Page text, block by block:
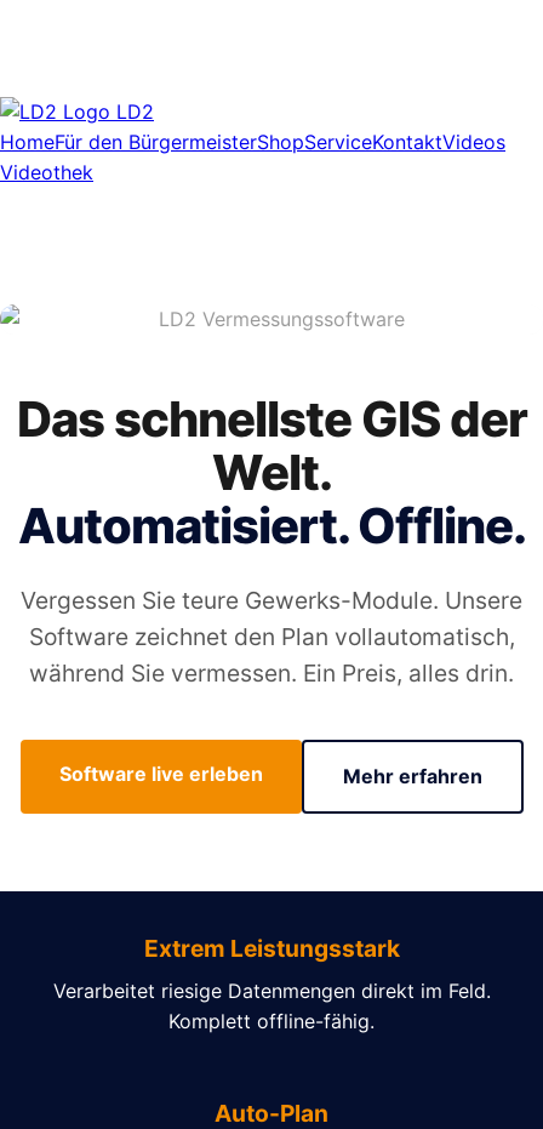
LD2
HomeFür den BürgermeisterShopServiceKontaktVideos
Videothek
Das schnellste GIS der
Welt.
Automatisiert. Offline.
Vergessen Sie teure Gewerks-Module. Unsere
Software zeichnet den Plan vollautomatisch,
während Sie vermessen. Ein Preis, alles drin.
Software live erleben Mehr erfahren
Extrem Leistungsstark
Verarbeitet riesige Datenmengen direkt im Feld.
Komplett offline-fähig.
Auto-Plan